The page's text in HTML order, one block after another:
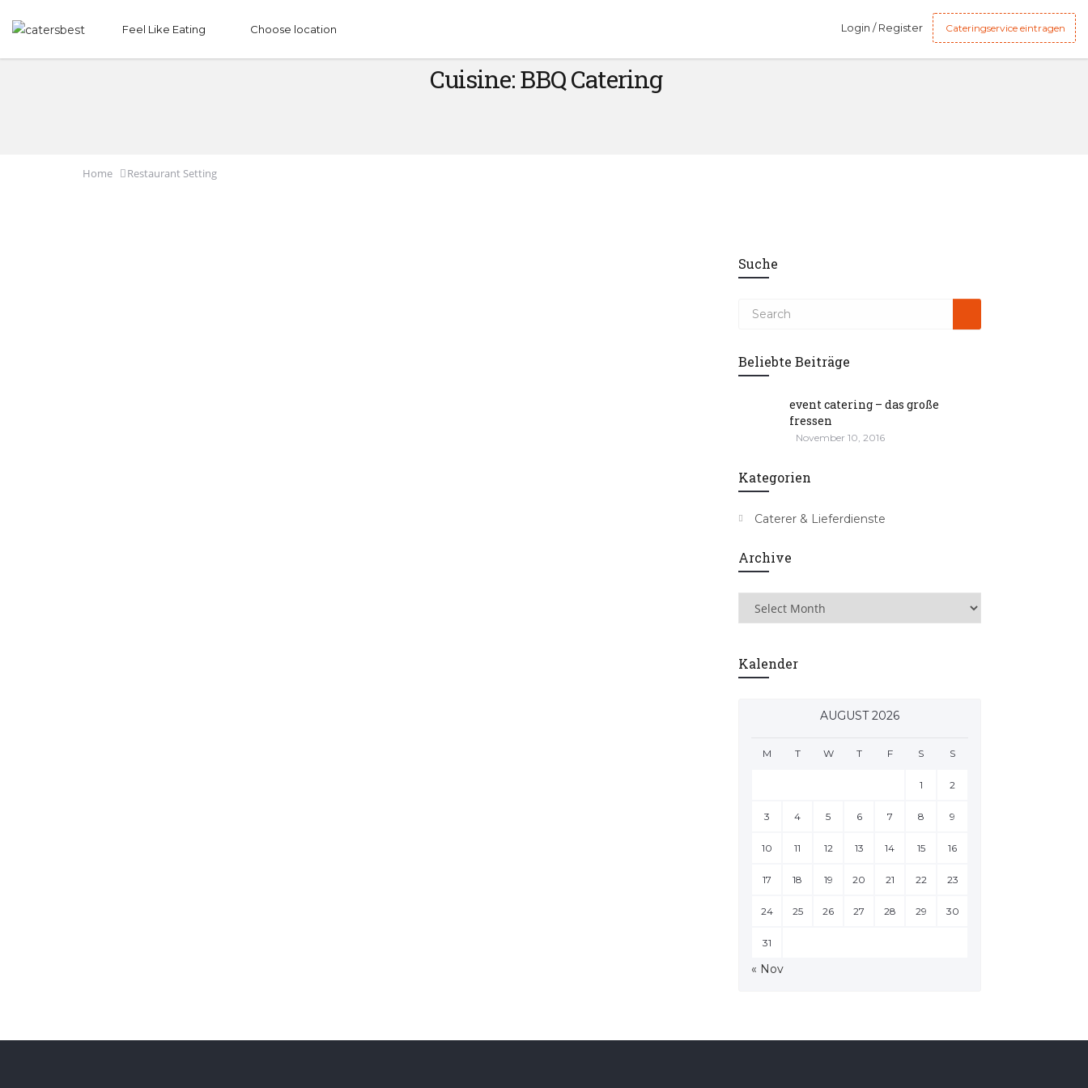
Feel Like Eating Choose location Login / Register Cateringservice eintragen
Cuisine:BBQ Catering
Home Restaurant Setting
Suche
Beliebte Beiträge
event catering – das große
fressen
November 10, 2016
Kategorien
Caterer & Lieferdienste
Archive
Kalender
AUGUST 2026
M T W T F S S
1 2
3 4 5 6 7 8 9
10 11 12 13 14 15 16
17 18 19 20 21 22 23
24 25 26 27 28 29 30
31
« Nov